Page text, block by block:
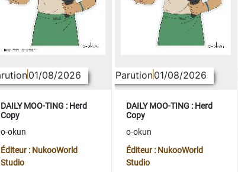
01/08/2026
DAILY MOO-TING : Herd
Copy
o-okun
Éditeur : NukooWorld
Studio
Parution01/08/2026
DAILY MOO-TING : Herd
Copy
o-okun
Éditeur : NukooWorld
Studio